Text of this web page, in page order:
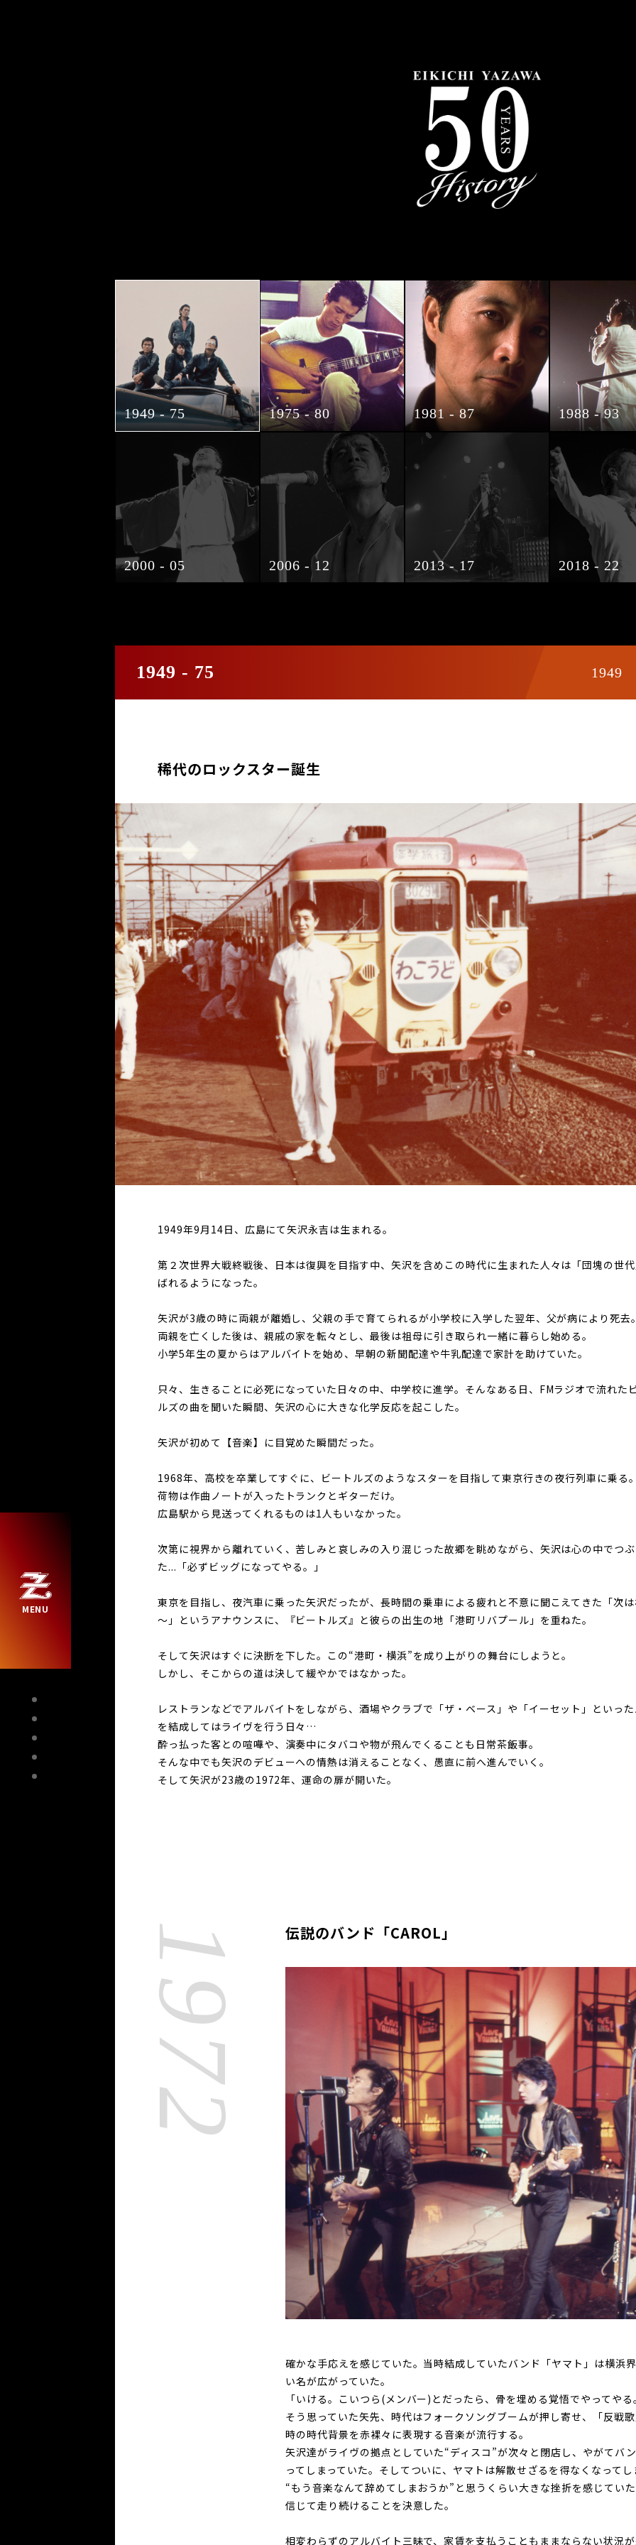
1949 - 75 1975 - 80 1981 - 87 1988 - 93
2000 - 05 2006 - 12 2013 - 17 2018 - 22
1949 - 75 1949
稀代のロックスター誕生
1949年9月14日、広島にて矢沢永吉は生まれる。
第２次世界大戦終戦後、日本は復興を目指す中、矢沢を含めこの時代に生まれた人々は「団塊の世
ばれるようになった。
矢沢が3歳の時に両親が離婚し、父親の手で育てられるが小学校に入学した翌年、父が病により死去
両親を亡くした後は、親戚の家を転々とし、最後は祖母に引き取られ一緒に暮らし始める。
小学5年生の夏からはアルバイトを始め、早朝の新聞配達や牛乳配達で家計を助けていた。
只々、生きることに必死になっていた日々の中、中学校に進学。そんなある日、FMラジオで流れた
ルズの曲を聞いた瞬間、矢沢の心に大きな化学反応を起こした。
矢沢が初めて【音楽】に目覚めた瞬間だった。
1968年、高校を卒業してすぐに、ビートルズのようなスターを目指して東京行きの夜行列車に乗る
荷物は作曲ノートが入ったトランクとギターだけ。
広島駅から見送ってくれるものは1人もいなかった。
次第に視界から離れていく、苦しみと哀しみの入り混じった故郷を眺めながら、矢沢は心の中でつ
た...「必ずビッグになってやる。」
東京を目指し、夜汽車に乗った矢沢だったが、長時間の乗車による疲れと不意に聞こえてきた「次
～」というアナウンスに、『ビートルズ』と彼らの出生の地「港町リバプール」を重ねた。
そして矢沢はすぐに決断を下した。この“港町・横浜”を成り上がりの舞台にしようと。
しかし、そこからの道は決して緩やかではなかった。
レストランなどでアルバイトをしながら、酒場やクラブで「ザ・ベース」や「イーセット」といっ
を結成してはライヴを行う日々…
酔っ払った客との喧嘩や、演奏中にタバコや物が飛んでくることも日常茶飯事。
そんな中でも矢沢のデビューへの情熱は消えることなく、愚直に前へ進んでいく。
そして矢沢が23歳の1972年、運命の扉が開いた。
1972 伝説のバンド「CAROL」
確かな手応えを感じていた。当時結成していたバンド「ヤマト」は横浜
い名が広がっていた。
「いける。こいつら(メンバー)とだったら、骨を埋める覚悟でやってやる
そう思っていた矢先、時代はフォークソングブームが押し寄せ、「反戦
時の時代背景を赤裸々に表現する音楽が流行する。
矢沢達がライヴの拠点としていた“ディスコ”が次々と閉店し、やがてバ
ってしまっていた。そしてついに、ヤマトは解散せざるを得なくなってし
“もう音楽なんて辞めてしまおうか”と思うくらい大きな挫折を感じてい
信じて走り続けることを決意した。
相変わらずのアルバイト三昧で、家賃を支払うこともままならない状況